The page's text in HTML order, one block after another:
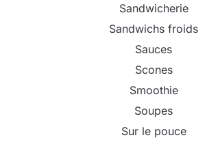
Sandwicherie
Sandwichs froids
Sauces
Scones
Smoothie
Soupes
Sur le pouce